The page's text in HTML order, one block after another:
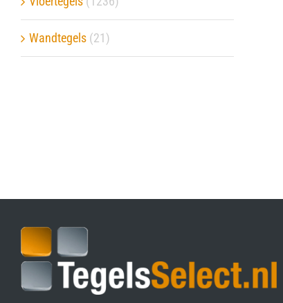
Verwerkingsmaterialen
Wandtegels (21)